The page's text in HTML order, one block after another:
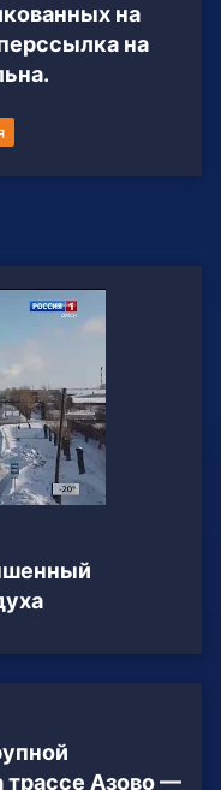
на
на
трассе Азово —